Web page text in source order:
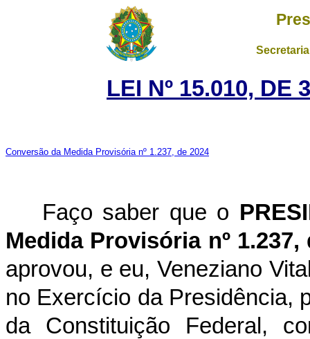
LEI Nº 15.010, DE
Conversão da Medida Provisória nº 1.237, de 2024
Faço saber que o
Medida Provisória nº 1.237,
aprovou, e eu, Veneziano
no Exercício da Presidência,
da Constituição Federal,